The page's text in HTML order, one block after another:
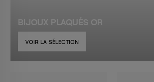
BIJOUX PLAQUÉS OR
VOIR LA SÉLECTION